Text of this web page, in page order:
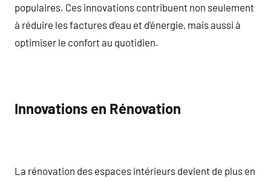
populaires. Ces innovations contribuent non seulement
à réduire les factures d’eau et d’énergie, mais aussi à
optimiser le confort au quotidien.
Innovations en Rénovation
La rénovation des espaces intérieurs devient de plus en